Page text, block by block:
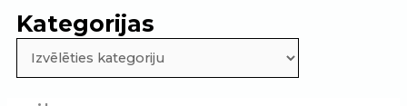
Kategorijas